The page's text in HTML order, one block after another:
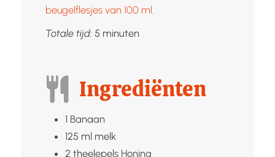
beugelflesjes van 100 ml.
Totale tijd: 5minuten
minuten
Ingrediënten
1 Banaan
125 ml melk
2 theelepels Honing